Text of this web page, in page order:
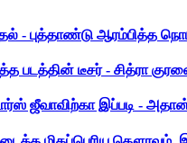
- புத்தாண்டு ஆரம்பித்த
படத்தின் டீசர் - சித்ரா
இப்படி - அதான்